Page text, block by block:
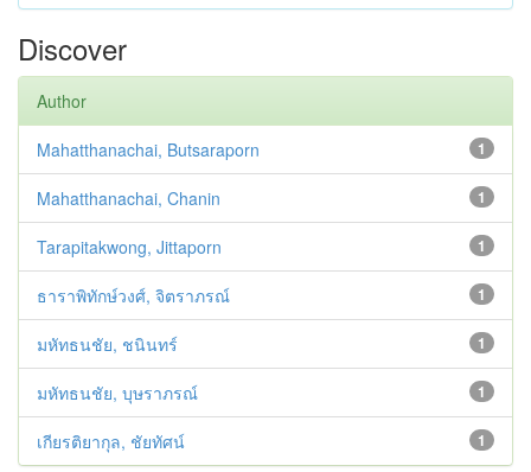
Discover
Author
1
Mahatthanachai, Butsaraporn
1
Mahatthanachai, Chanin
1
Tarapitakwong, Jittaporn
1
ธาราพิทักษ์วงศ์, จิตราภรณ์
1
มหัทธนชัย, ชนินทร์
1
มหัทธนชัย, บุษราภรณ์
1
เกียรติยากุล, ชัยทัศน์